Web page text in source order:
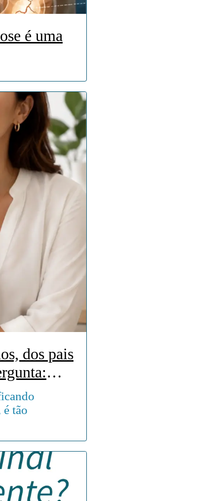
é uma
dos pais
para
é tão